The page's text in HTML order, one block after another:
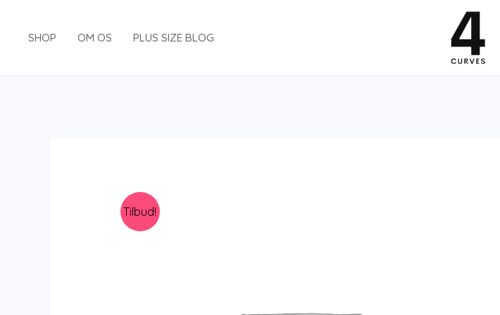
SHOP OM OS PLUS SIZE BLOG
Tilbud!